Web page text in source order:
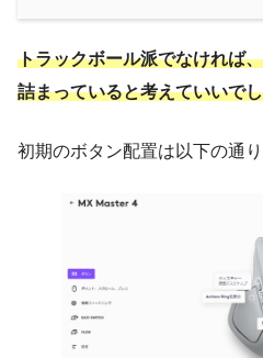
トラックボール派でなければ
詰まっていると考えていいで
初期のボタン配置は以下の通り